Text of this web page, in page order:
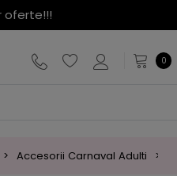
oferte!!!
0
Accesorii Carnaval Adulti